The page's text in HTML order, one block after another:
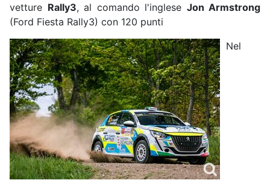
vetture Rally3, al comando l'inglese Jon Armstrong
(Ford Fiesta Rally3) con 120 punti
Nel